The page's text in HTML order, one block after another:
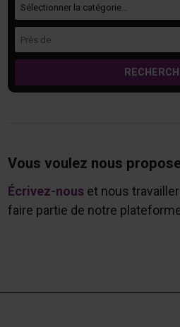
Vous voulez nous
Écrivez-nouset nous
faire partie de notre